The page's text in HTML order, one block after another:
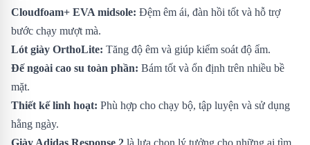
Cloudfoam+ EVA midsole: Đệm êm ái, đàn hồi tốt và hỗ trợ
bước chạy mượt mà.
Lót giày OrthoLite: Tăng độ êm và giúp kiểm soát độ ẩm.
Đế ngoài cao su toàn phần: Bám tốt và ổn định trên nhiều bề
mặt.
Thiết kế linh hoạt: Phù hợp cho chạy bộ, tập luyện và sử dụng
hằng ngày.
Giày Adidas Response 2 là lựa chọn lý tưởng cho những ai tìm